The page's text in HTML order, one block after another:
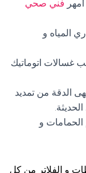
فني صحي
المياه و
غسالات اتوماتيك
الدقة من تمديد
و
و الفلاتر من كل